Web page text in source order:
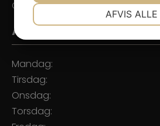
CVR: 38990926
Åbningstider
Mandag:
Tirsdag:
Onsdag:
Torsdag:
AFVIS ALLE